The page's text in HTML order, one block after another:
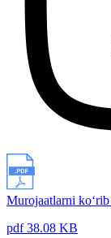
Murojaatlarni
pdf 38.08 KB